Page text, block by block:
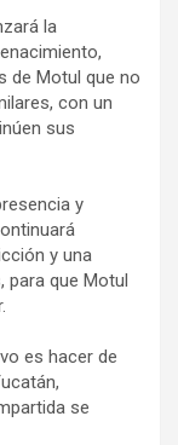
la
de Motul que no
con un
sus
y
y una
para que Motul
es hacer de
se